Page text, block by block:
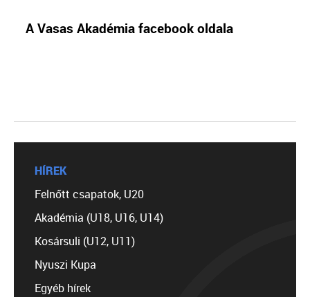
A Vasas Akadémia facebook oldala
HÍREK
Felnőtt csapatok, U20
Akadémia (U18, U16, U14)
Kosársuli (U12, U11)
Nyuszi Kupa
Egyéb hírek